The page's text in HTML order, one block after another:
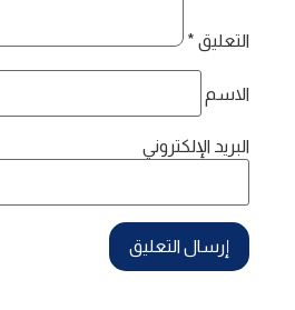
التعليق *
الاسم
البريد الإلكتروني